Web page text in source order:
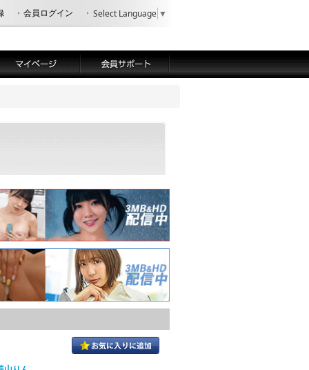
会員ログイン Select Language ▼